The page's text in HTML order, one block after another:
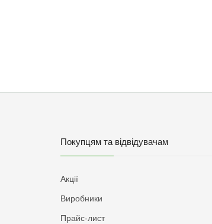
Покупцям та відвідувачам
Акції
Виробники
Прайс-лист